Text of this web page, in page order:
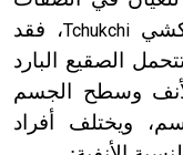
Tchukchi، فقد
الصقيع البارد
وسطح الجسم
ويختلف أفراد